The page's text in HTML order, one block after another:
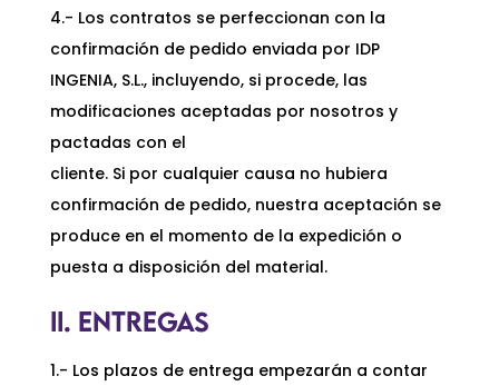
4.- Los contratos se perfeccionan con la
confirmación de pedido enviada por IDP
INGENIA, S.L., incluyendo, si procede, las
modificaciones aceptadas por nosotros y
pactadas con el
cliente. Si por cualquier causa no hubiera
confirmación de pedido, nuestra aceptación se
produce en el momento de la expedición o
puesta a disposición del material.
II. ENTREGAS
1.- Los plazos de entrega empezarán a contar